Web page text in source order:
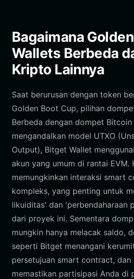
Bagaimana
Wallets Berbeda
Kripto Lainnya
Saat berurusan dengan token
Golden Boot Cup, pilihan
Berbeda dengan dompet Bitcoin
mengandalkan model UTXO
Output), Bitget Wallet
akun yang umum di rantai EVM.
memungkinkan interaksi smart
kompleks, yang penting untuk
likuiditas' dan 'perbendaharaan
dari proyek ini. Sementara
mungkin hanya melacak saldo,
seperti Bitget menangani
persetujuan smart contract,
memastikan partisipasi Anda di